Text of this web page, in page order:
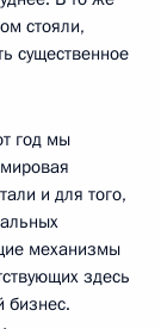
стояли,
существенное
год мы
и для того,
механизмы
здесь
бизнес.